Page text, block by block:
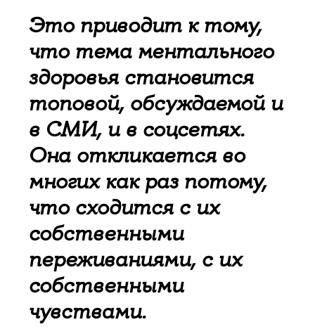
Это приводит к тому,
что тема ментального
здоровья становится
топовой, обсуждаемой и
в СМИ, и в соцсетях.
Она откликается во
многих как раз потому,
что сходится с их
собственными
переживаниями, с их
собственными
чувствами.